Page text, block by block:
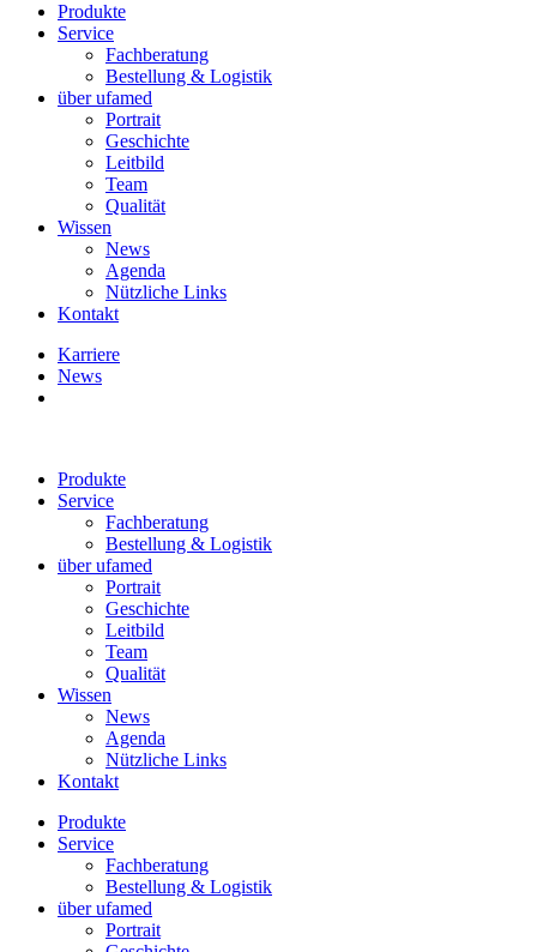
Produkte
Service
Fachberatung
Bestellung & Logistik
über ufamed
Portrait
Geschichte
Leitbild
Team
Qualität
Wissen
News
Agenda
Nützliche Links
Kontakt
Karriere
News
Produkte
Service
Fachberatung
Bestellung & Logistik
über ufamed
Portrait
Geschichte
Leitbild
Team
Qualität
Wissen
News
Agenda
Nützliche Links
Kontakt
Produkte
Service
Fachberatung
Bestellung & Logistik
über ufamed
Portrait